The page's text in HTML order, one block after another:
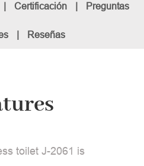
| Certificación | Preguntas
| Reseñas
toilet J-2061 is